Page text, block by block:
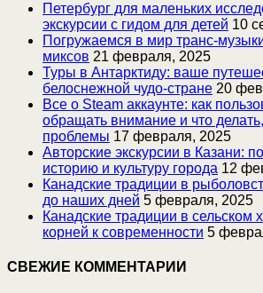
Петербург для маленьких
экскурсии с гидом для детей 10
Погружаемся в мир транс-
миксов 21 февраля, 2025
Туры в Антарктиду: ваше
белоснежной чудо-стране 20
Все о Steam аккаунте: как
обращать внимание и что
проблемы 17 февраля, 2025
Авторские экскурсии в Казани:
историю и культуру города 12
Канадские традиции в
до наших дней 5 февраля, 2025
Канадские традиции в сельском
корней к современности 5
СВЕЖИЕ КОММЕНТАРИИ